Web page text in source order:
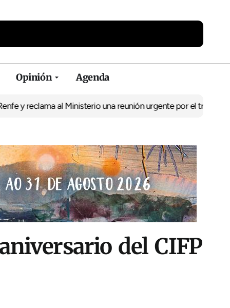
Opinión Agenda
al Ministerio una reunión urgente por el trenEl BNG
del CIFP